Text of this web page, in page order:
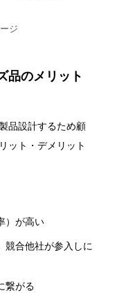
ジ
品のメリット
品設計するため顧
ット・デメリット
）が高い
競合他社が参入しに
繋がる